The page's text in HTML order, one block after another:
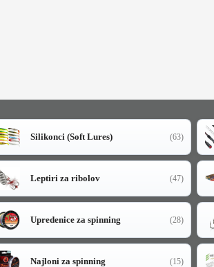
Silikonci (Soft Lures) (63)
Leptiri za ribolov (47)
Upredenice za spinning (28)
Najloni za spinning (15)